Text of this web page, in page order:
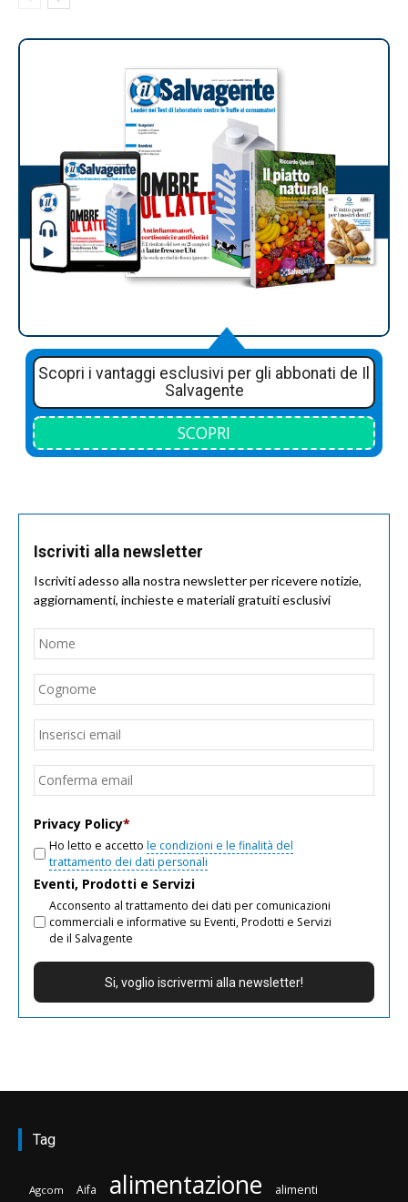
Scopri i vantaggi esclusivi per gli abbonati de Il
Salvagente
SCOPRI
Iscriviti alla newsletter
Iscriviti adesso alla nostra newsletter per ricevere notizie,
aggiornamenti, inchieste e materiali gratuiti esclusivi
Nome
Email
Privacy Policy*
Ho letto e accetto le condizioni e le finalità del
trattamento dei dati personali
Eventi, Prodotti e Servizi
Acconsento al trattamento dei dati per comunicazioni
commerciali e informative su Eventi, Prodotti e Servizi
de il Salvagente
Tag
Agcom Aifa alimentazione alimenti